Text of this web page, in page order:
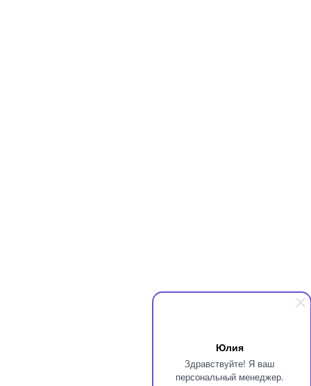
Юлия
Здравствуйте! Я ваш
персональный менеджер.